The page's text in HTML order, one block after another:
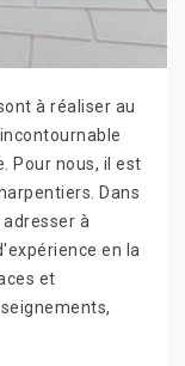
à réaliser au
Pour nous, il est
Dans
à
en la
et